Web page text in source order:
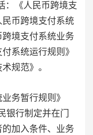
：《人民币跨境支
币跨境支付系统
境支付系统业务
系统运行规则》
规范》。
务暂行规则》
银行制定并在门
加入条件、业务